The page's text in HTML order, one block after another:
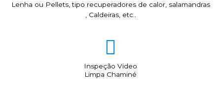
Lenha ou Pellets, tipo recuperadores de calor, salamandras
, Caldeiras, etc..
Inspeção Video
Limpa Chaminé